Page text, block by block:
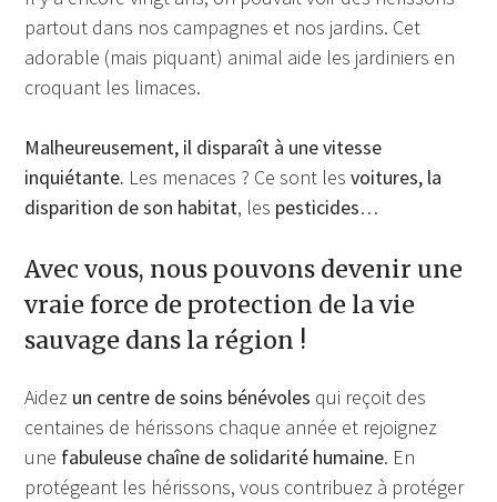
partout dans nos campagnes et nos jardins. Cet
adorable (mais piquant) animal aide les jardiniers en
croquant les limaces.
Malheureusement, il disparaît à une vitesse
inquiétante. Les menaces ? Ce sont lesvoitures, la
disparition de son habitat, les pesticides…
Avec vous, nous pouvons devenir une
vraie force de protection de la vie
sauvage dans la région !
Aidez un centre de soins bénévoles qui reçoit des
centaines de hérissons chaque année et rejoignez
une fabuleuse chaîne de solidarité humaine. En
protégeant les hérissons, vous contribuez à protéger